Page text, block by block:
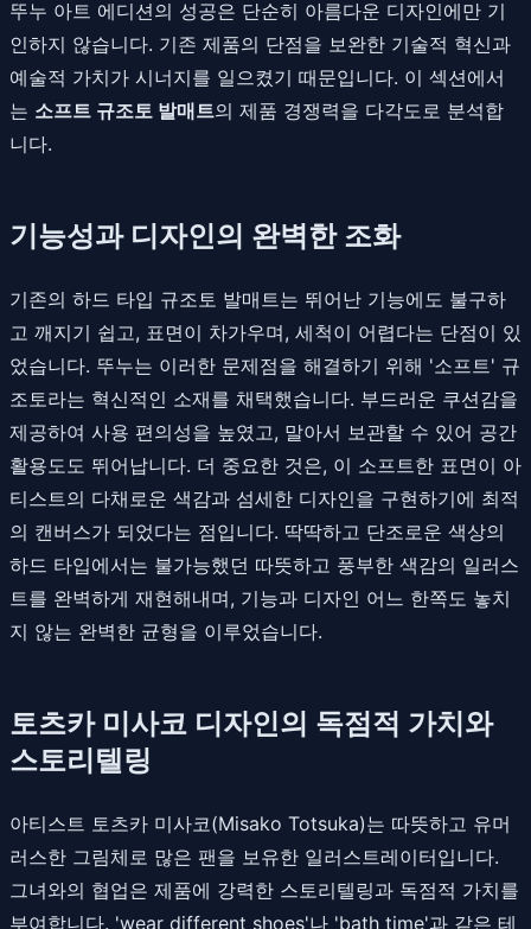
뚜누 아트 에디션의 성공은 단순히 아름다운 디자인에만 기
인하지 않습니다. 기존 제품의 단점을 보완한 기술적 혁신과
예술적 가치가 시너지를 일으켰기 때문입니다. 이 섹션에서
는 소프트 규조토 발매트의 제품 경쟁력을 다각도로 분석합
니다.
기능성과 디자인의 완벽한 조화
기존의 하드 타입 규조토 발매트는 뛰어난 기능에도 불구하
고 깨지기 쉽고, 표면이 차가우며, 세척이 어렵다는 단점이 있
었습니다. 뚜누는 이러한 문제점을 해결하기 위해 '소프트' 규
조토라는 혁신적인 소재를 채택했습니다. 부드러운 쿠션감을
제공하여 사용 편의성을 높였고, 말아서 보관할 수 있어 공간
활용도도 뛰어납니다. 더 중요한 것은, 이 소프트한 표면이 아
티스트의 다채로운 색감과 섬세한 디자인을 구현하기에 최적
의 캔버스가 되었다는 점입니다. 딱딱하고 단조로운 색상의
하드 타입에서는 불가능했던 따뜻하고 풍부한 색감의 일러스
트를 완벽하게 재현해내며, 기능과 디자인 어느 한쪽도 놓치
지 않는 완벽한 균형을 이루었습니다.
토츠카 미사코 디자인의 독점적 가치와
스토리텔링
아티스트 토츠카 미사코(Misako Totsuka)는 따뜻하고 유머
러스한 그림체로 많은 팬을 보유한 일러스트레이터입니다.
그녀와의 협업은 제품에 강력한 스토리텔링과 독점적 가치를
부여합니다. 'wear different shoes'나 'bath time'과 같은 테